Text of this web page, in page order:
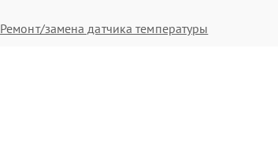
Ремонт/замена датчика температуры